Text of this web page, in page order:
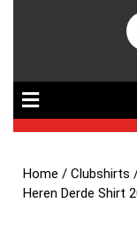
Home /Clubshirts
Heren Derde Shirt